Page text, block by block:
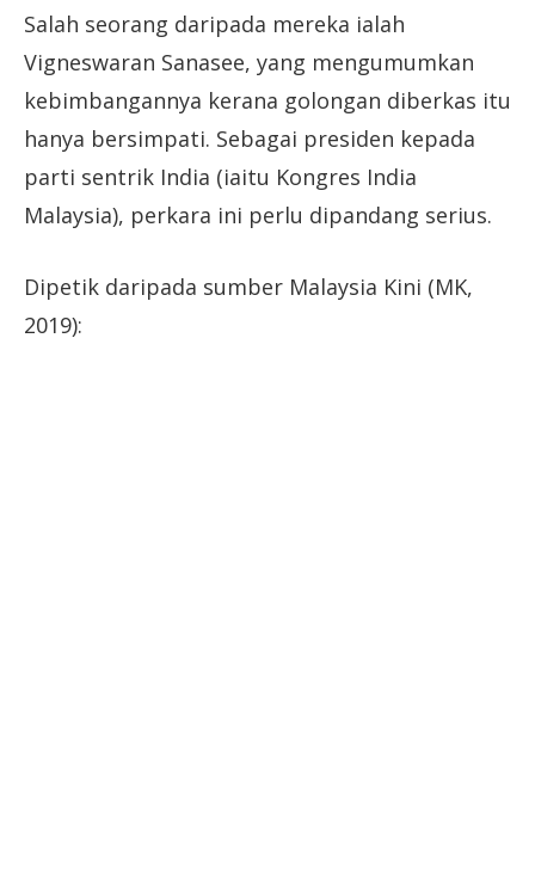
Salah seorang daripada mereka ialah
Vigneswaran Sanasee, yang mengumumkan
kebimbangannya kerana golongan diberkas itu
hanya bersimpati. Sebagai presiden kepada
parti sentrik India (iaitu Kongres India
Malaysia), perkara ini perlu dipandang serius.
Dipetik daripada sumber Malaysia Kini (MK,
2019):